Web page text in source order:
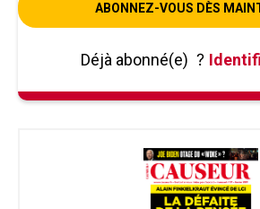
ABONNEZ-VOUS DÈS
Déjà abonné(e) ?